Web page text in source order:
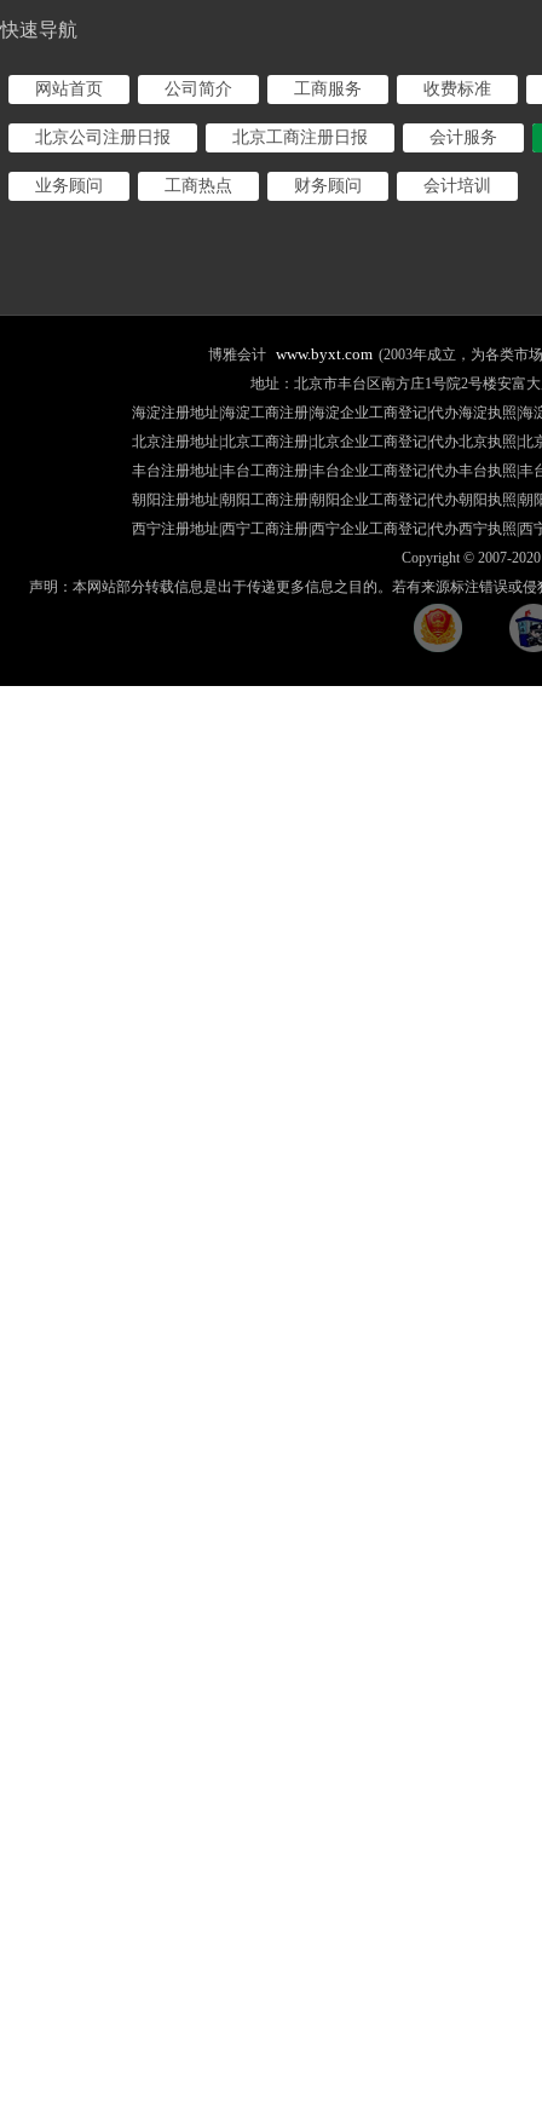
快速导航
网站首页 公司简介 工商服务 收费标准
北京公司注册日报 北京工商注册日报 会计服务
业务顾问 工商热点 财务顾问 会计培训
博雅会计 www.byxt.com (2003年成立，为各类市
地址：北京市丰台区南方庄1号院2号楼安富大
海淀注册地址|海淀工商注册|海淀企业工商登记|代办海淀执照| 海
北京注册地址 |北京工商注册|北京企业工商登记代办北京执照 北
丰台注册地址 |丰台工商注册|丰台企业工商登记代办丰台执照 丰
朝阳注册地址 |朝阳工商注册|朝阳企业工商登记代办朝阳执照 朝
西宁注册地址 |西宁工商注册|西宁企业工商登记代办西宁执照 西
Copyright © 2007-
声明：本网站部分转载信息是出于传递更多信息之目的。若有来源标注错误或